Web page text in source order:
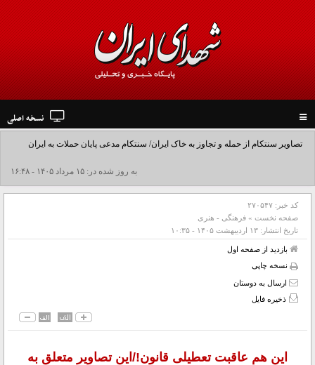
navigation
نسخه اصلی
تصاویر سنتکام از حمله و تجاوز به خاک ایران/ سنتکام مدعی پایان حملات به ایران
شد+فیلم به روز شده در: ۱۵ مرداد ۱۴۰۵ - ۱۶:۴۸
کد خبر: ۲۷۰۵۴۷
صفحه نخست » فرهنگی - هنری
تاریخ انتشار: ۱۳ ارديبهشت ۱۴۰۵ - ۱۰:۳۵
بازدید از صفحه اول
نسخه چاپی
ارسال به دوستان
ذخیره فایل
این هم عاقبت تعطیلی قانون!/این تصاویر متعلق به